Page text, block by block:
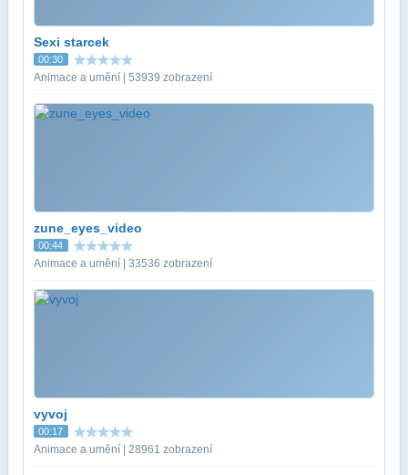
Sexi starcek
00:30
Animace a umění | 53939 zobrazení
zune_eyes_video
00:44
Animace a umění | 33536 zobrazení
vyvoj
00:17
Animace a umění | 28961 zobrazení